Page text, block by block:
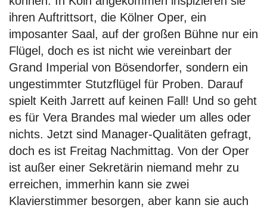
ihren Auftrittsort, die Kölner Oper, ein
imposanter Saal, auf der großen Bühne nur ein
Flügel, doch es ist nicht wie vereinbart der
Grand Imperial von Bösendorfer, sondern ein
ungestimmter Stutzflügel für Proben. Darauf
spielt Keith Jarrett auf keinen Fall! Und so geht
es für Vera Brandes mal wieder um alles oder
nichts. Jetzt sind Manager-Qualitäten gefragt,
doch es ist Freitag Nachmittag. Von der Oper
ist außer einer Sekretärin niemand mehr zu
erreichen, immerhin kann sie zwei
Klavierstimmer besorgen, aber kann sie auch